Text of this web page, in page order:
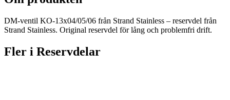
DM-ventil KO-13x04/05/06 från Strand Stainless – reservdel från
Strand Stainless. Original reservdel för lång och problemfri drift.
Fler i Reservdelar